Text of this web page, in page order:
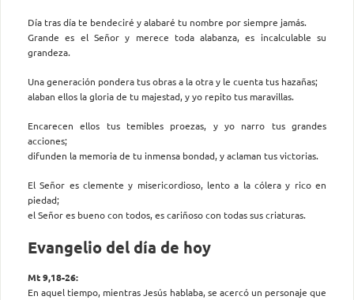
Día tras día te bendeciré y alabaré tu nombre por siempre jamás.
Grande es el Señor y merece toda alabanza, es incalculable su
grandeza.
Una generación pondera tus obras a la otra y le cuenta tus hazañas;
alaban ellos la gloria de tu majestad, y yo repito tus maravillas.
Encarecen ellos tus temibles proezas, y yo narro tus grandes
acciones;
difunden la memoria de tu inmensa bondad, y aclaman tus victorias.
El Señor es clemente y misericordioso, lento a la cólera y rico en
piedad;
el Señor es bueno con todos, es cariñoso con todas sus criaturas.
Evangelio del día de hoy
Mt 9,18-26:
En aquel tiempo, mientras Jesús hablaba, se acercó un personaje que